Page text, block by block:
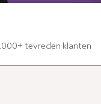
tevreden klanten